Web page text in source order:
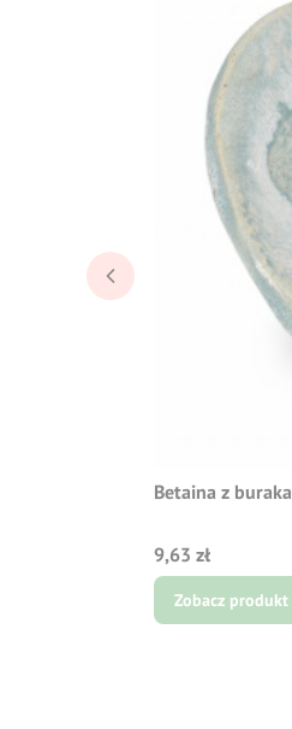
Betaina z buraka
Cena
9,63 zł
Zobacz produkt